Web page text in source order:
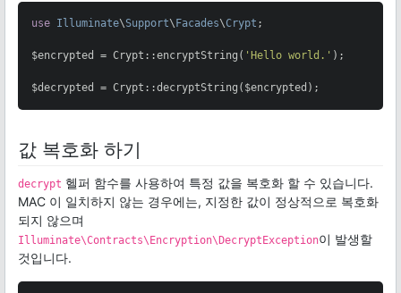
use Illuminate\Support\ Facades\Crypt ;
$encrypted = Crypt::encryptString( 'Hello world.' );
$decrypted = Crypt::decryptString($encrypted);
값 복호화 하기
decrypt 헬퍼 함수를 사용하여 특정 값을 복호화 할 수 있습니다.
MAC 이 일치하지 않는 경우에는, 지정한 값이 정상적으로 복호화
되지 않으며
Illuminate\Contracts\Encryption\DecryptException이 발생할
것입니다.